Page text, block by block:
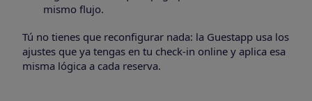
mismo flujo.
Tú no tienes que reconfigurar nada: la Guestapp usa los
ajustes que ya tengas en tu check-in online y aplica esa
misma lógica a cada reserva.